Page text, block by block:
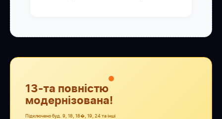
●
13-та повністю
модернізована!
Підключено буд. 9, 18, 18�, 19, 24 та інші